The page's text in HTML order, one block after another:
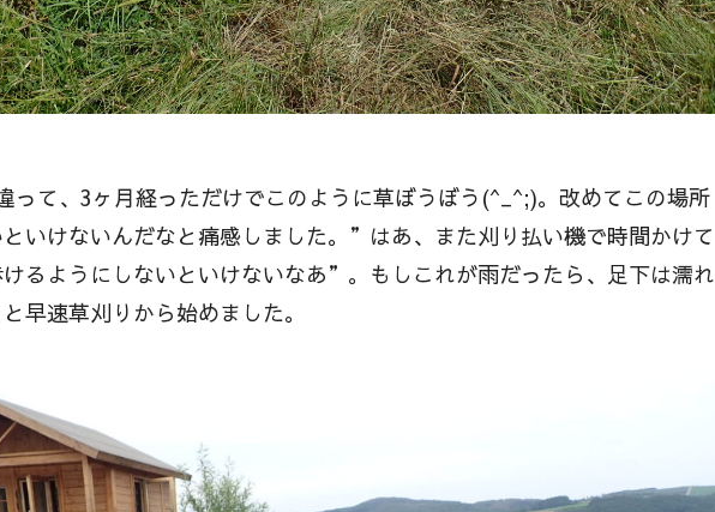
って、3ヶ月経っただけでこのように草ぼうぼう(^_^;)。改めてこの場所
いけないんだなと痛感しました。”はあ、また刈り払い機で時間かけて
るようにしないといけないなあ”。もしこれが雨だったら、足下は濡れ
早速草刈りから始めました。